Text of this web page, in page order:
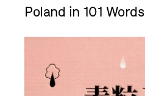
Poland in 101 Words